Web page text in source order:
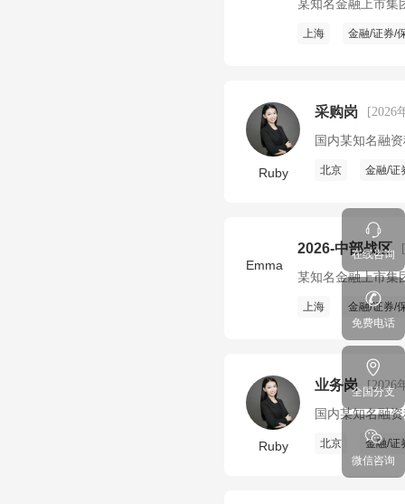
某知名金融上市集
上海 金融/证券/
Ruby
采购岗 [2026
国内某知名融
北京 金融/证
Emma
2026-中部战区
某知名金融上市集
上海 金融/证券/
Ruby
业务岗 [2026
国内某知名融
北京 金融/证
在线咨询
免费电话
全国分支
微信咨询